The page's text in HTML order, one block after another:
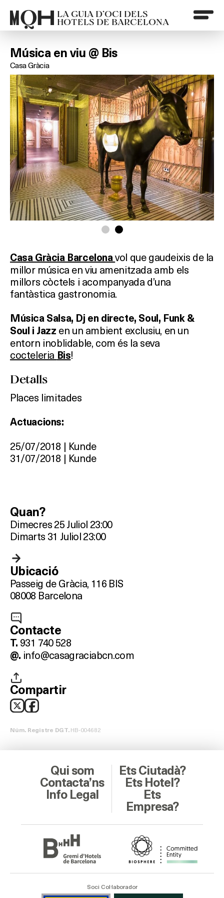
LA GUIA D’OCI DELS
HOTELS DE BARCELONA
TERRASSES
BARS
RESTAURANTS
SALES
Activitats
On?
Música en viu @ Bis
Casa Gràcia
Casa Gràcia Barcelonavol que gaudeixis de la
millor música en viu amenitzada amb els
millors còctels i acompanyada d’una
fantàstica gastronomia.
Música Salsa, Dj en directe, Soul, Funk &
Soul i Jazz en un ambient exclusiu, en un
entorn inoblidable, com és la seva
cocteleria Bis!
Detalls
Places limitades
Actuacions:
25/07/2018 | Kunde
31/07/2018 | Kunde
Quan?
Dimecres 25 Juliol 23:00
Dimarts 31 Juliol 23:00
Ubicació
Passeig de Gràcia, 116 BIS
08008 Barcelona
Contacte
T. 931 740 528
@. info@casagraciabcn.com
Compartir
Núm. Registre DGT. HB-004682
Qui som
Contacta’ns
Info Legal
Ets Ciutadà?
Ets Hotel?
Ets
Empresa?
Soci Col·laborador